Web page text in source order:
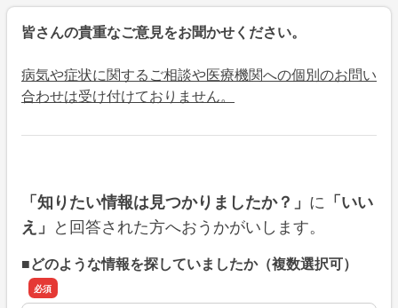
皆さんの貴重なご意見をお聞かせください。
病気や症状に関するご相談や医療機関への個別のお問い
合わせは受け付けておりません。
「知りたい情報は見つかりましたか？」 に 「いい
え」 と回答された方へおうかがいします。
■どのような情報を探していましたか（複数選択可）